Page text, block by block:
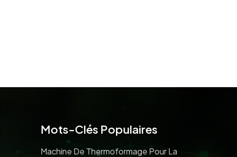
Mots-Clés Populaires
Machine De Thermoformage Pour La